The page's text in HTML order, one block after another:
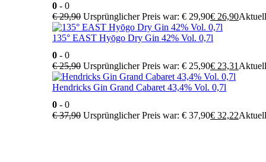
0 - 0
€29,90 Ursprünglicher Preis war: € 29,90€ 26,90
135° EAST Hyōgo Dry Gin 42% Vol. 0,7l
0 - 0
€25,90 Ursprünglicher Preis war: € 25,90€ 23,31
Hendricks Gin Grand Cabaret 43,4% Vol. 0,7l
0 - 0
€37,90 Ursprünglicher Preis war: € 37,90€ 32,22